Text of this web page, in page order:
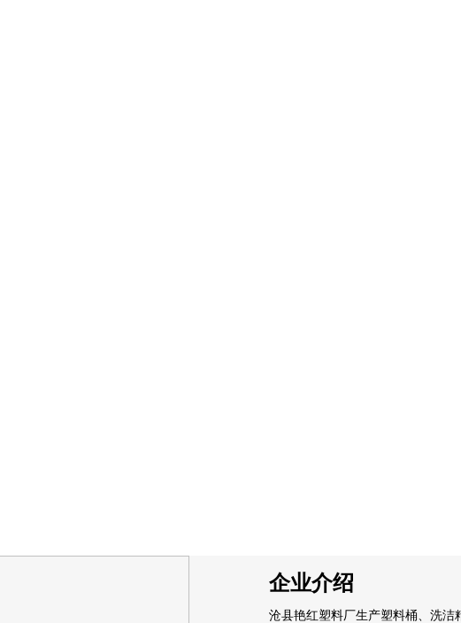
企业介绍
沧县艳红塑料厂生产塑料桶、洗